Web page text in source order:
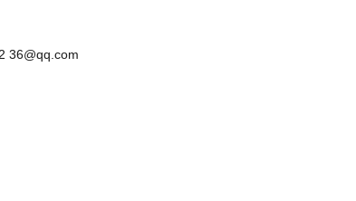
36@qq.com